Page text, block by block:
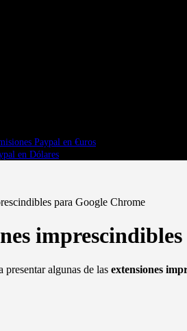
Paypal en €uros
en Dólares
para Google Chrome
presentar algunas de las extensiones